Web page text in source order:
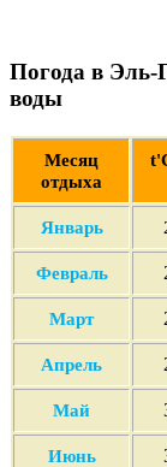
Погода в Эль-
воды
Месяц
отдыха
Январь
Февраль
Март
Апрель
Май
Июнь